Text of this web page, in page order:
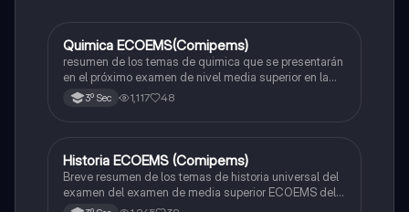
Química
Quimica ECOEMS(Comipems)
resumen de los temas de quimica que se presentarán
en el próximo examen de nivel media superior en la
zona metropolitana de el valle de México
3º Sec 1,117 48
Historia
Historia ECOEMS (Comipems)
Breve resumen de los temas de historia universal del
examen del examen de media superior ECOEMS del
valle de México